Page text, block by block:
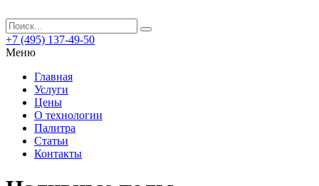
+7 (495) 137-49-50
Меню
Главная
Услуги
Цены
О технологии
Палитра
Статьи
Контакты